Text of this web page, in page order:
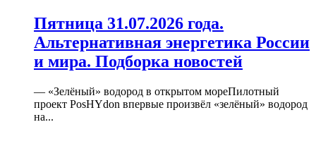
Пятница 31.07.2026 года.
Альтернативная энергетика России
и мира. Подборка новостей
— «Зелёный» водород в открытом мореПилотный
проект PosHYdon впервые произвёл «зелёный» водород
на...